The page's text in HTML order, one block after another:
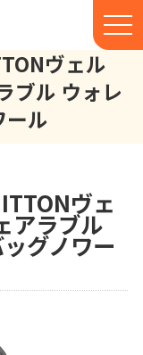
ヴェル
ブル ウォレ
ール
ヴェ
アラブル
グノワー